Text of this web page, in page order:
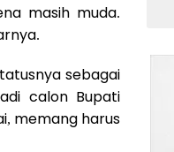
masih muda.
sebagai
calon Bupati
memang harus